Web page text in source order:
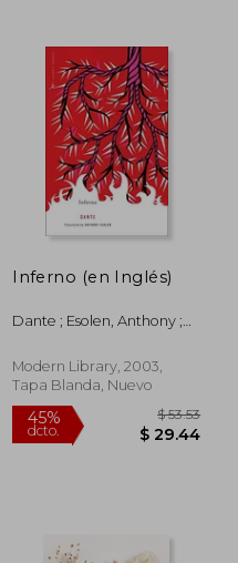
40%
dcto.
Inferno (en Inglés)
Dante ; Esolen, Anthony ;
Modern Library, 2003,
Tapa Blanda, Nuevo